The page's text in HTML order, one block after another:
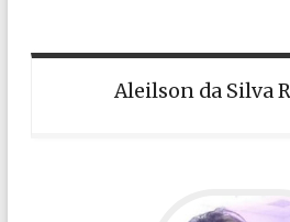
Aleilson da Silva